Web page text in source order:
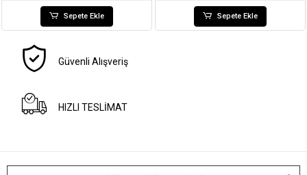
Sepete Ekle Sepete Ekle
Güvenli Alışveriş
HIZLI TESLİMAT